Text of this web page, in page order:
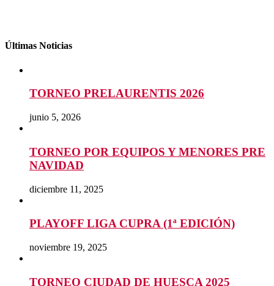
Últimas Noticias
TORNEO PRELAURENTIS 2026
junio 5, 2026
TORNEO POR EQUIPOS Y MENORES PRE
NAVIDAD
diciembre 11, 2025
PLAYOFF LIGA CUPRA (1ª EDICIÓN)
noviembre 19, 2025
TORNEO CIUDAD DE HUESCA 2025